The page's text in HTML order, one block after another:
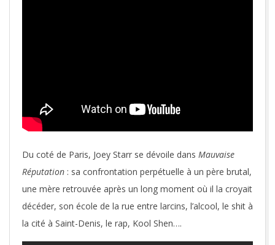
Du coté de Paris, Joey Starr se dévoile dans Mauvaise
Réputation : sa confrontation perpétuelle à un père brutal,
une mère retrouvée après un long moment où il la croyait
décéder, son école de la rue entre larcins, l’alcool, le shit à
la cité à Saint-Denis, le rap, Kool Shen….